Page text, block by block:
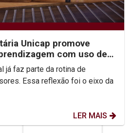
Unicap promove
com uso de
já faz parte da rotina de
Essa reflexão foi o eixo da
LER MAIS